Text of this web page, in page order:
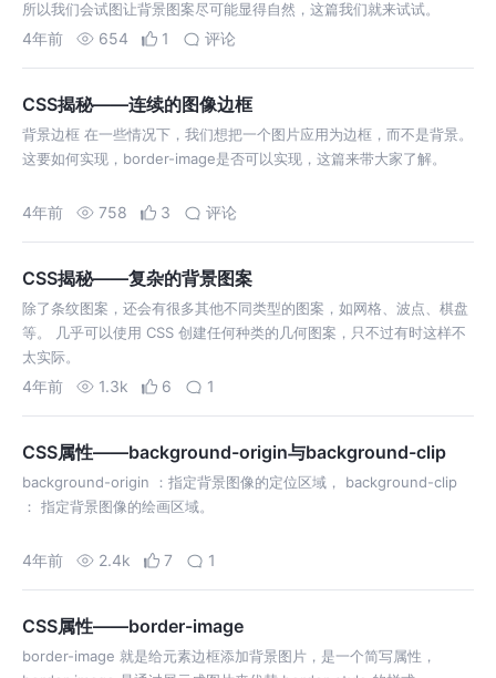
所以我们会试图让背景图案尽可能显得自然，这篇我们就来试试。
4年前 654 1 评论
CSS揭秘——连续的图像边框
背景边框 在一些情况下，我们想把一个图片应用为边框，而不是背景。
这要如何实现，border-image是否可以实现，这篇来带大家了解。
4年前 758 3 评论
CSS揭秘——复杂的背景图案
除了条纹图案，还会有很多其他不同类型的图案，如网格、波点、棋盘
等。 几乎可以使用 CSS 创建任何种类的几何图案，只不过有时这样不
太实际。
4年前 1.3k 6 1
CSS属性——background-origin与background-clip
background-origin ：指定背景图像的定位区域， background-clip
： 指定背景图像的绘画区域。
4年前 2.4k 7 1
CSS属性——border-image
border-image 就是给元素边框添加背景图片，是一个简写属性，